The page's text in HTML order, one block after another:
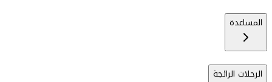
المساعدة
الرحلات الرائجة